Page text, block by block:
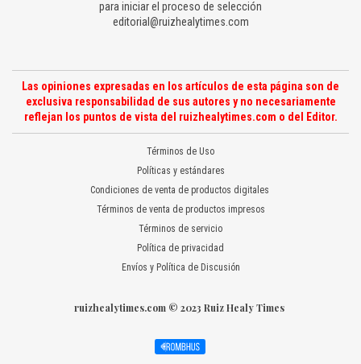
para iniciar el proceso de selección
editorial@ruizhealytimes.com
Las opiniones expresadas en los artículos de esta página son de
exclusiva responsabilidad de sus autores y no necesariamente
reflejan los puntos de vista del ruizhealytimes.com o del Editor.
Términos de Uso
Políticas y estándares
Condiciones de venta de productos digitales
Términos de venta de productos impresos
Términos de servicio
Política de privacidad
Envíos y Política de Discusión
ruizhealytimes.com © 2023 Ruiz Healy Times